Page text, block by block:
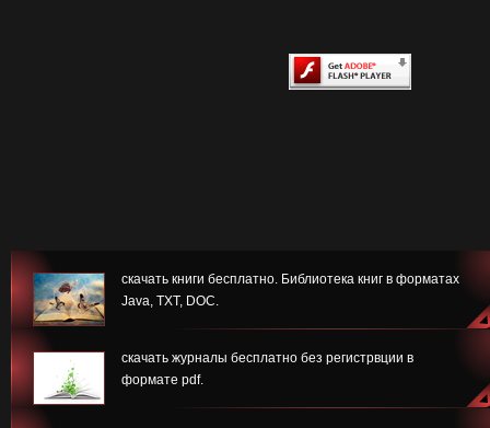
скачать книги бесплатно. Библиотека книг в форматах
Java, TXT, DOC.
скачать журналы бесплатно без регистрвции в
формате pdf.